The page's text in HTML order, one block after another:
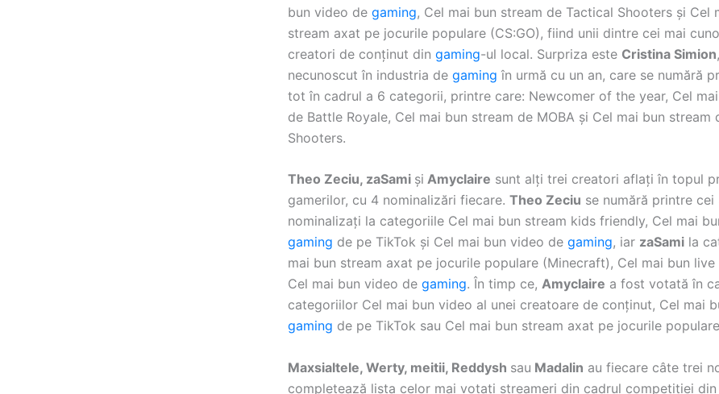
bun video de gaming, Cel mai bun stream de Tactical Shooters și Cel
stream axat pe jocurile populare (CS:GO), fiind unii dintre cei mai
creatori de conținut din gaming-ul local. Surpriza este Cristina Simion
necunoscut în industria de gaming în urmă cu un an, care se numără
tot în cadrul a 6 categorii, printre care: Newcomer of the year, Cel
de Battle Royale, Cel mai bun stream de MOBA și Cel mai bun stream
Shooters.
Theo Zeciu, zaSami și Amyclaire sunt alți trei creatori aflați în topul
gamerilor, cu 4 nominalizări fiecare. Theo Zeciu se numără printre cei
nominalizați la categoriile Cel mai bun stream kids friendly, Cel mai
gaming de pe TikTok și Cel mai bun video de gaming, iar zaSami la
mai bun stream axat pe jocurile populare (Minecraft), Cel mai bun live
Cel mai bun video de gaming. În timp ce, Amyclaire a fost votată în
categoriilor Cel mai bun video al unei creatoare de conținut, Cel mai
gaming de pe TikTok sau Cel mai bun stream axat pe jocurile
Maxsialtele, Werty, meitii, Reddysh sau Madalin au fiecare câte trei
completează lista celor mai votați streameri din cadrul competiției din